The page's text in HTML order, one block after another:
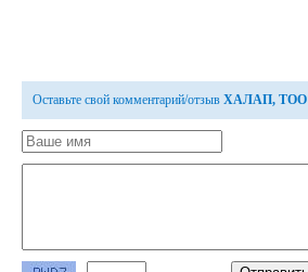
Оставьте свой комментарий/отзыв ХАЛАП, ТОО